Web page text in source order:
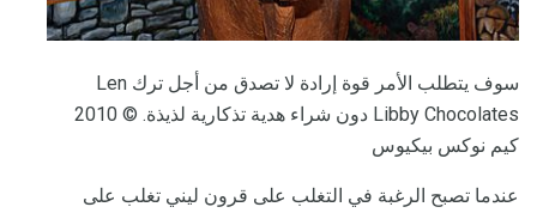
سوف يتطلب الأمر قوة إرادة لا تصدق من أجل ترك Len
Libby Chocolates دون شراء هدية تذكارية لذيذة. © 2010
كيم نوكس بيكيوس
عندما تصبح الرغبة في التغلب على قرون ليني تغلب على